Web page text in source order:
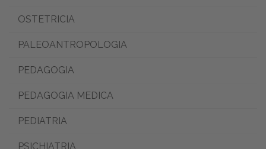
OSTETRICIA
PALEOANTROPOLOGIA
PEDAGOGIA
PEDAGOGIA MEDICA
PEDIATRIA
PSICHIATRIA